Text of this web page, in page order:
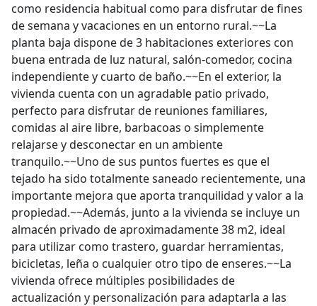
como residencia habitual como para disfrutar de fines
de semana y vacaciones en un entorno rural.~~La
planta baja dispone de 3 habitaciones exteriores con
buena entrada de luz natural, salón-comedor, cocina
independiente y cuarto de baño.~~En el exterior, la
vivienda cuenta con un agradable patio privado,
perfecto para disfrutar de reuniones familiares,
comidas al aire libre, barbacoas o simplemente
relajarse y desconectar en un ambiente
tranquilo.~~Uno de sus puntos fuertes es que el
tejado ha sido totalmente saneado recientemente, una
importante mejora que aporta tranquilidad y valor a la
propiedad.~~Además, junto a la vivienda se incluye un
almacén privado de aproximadamente 38 m2, ideal
para utilizar como trastero, guardar herramientas,
bicicletas, leña o cualquier otro tipo de enseres.~~La
vivienda ofrece múltiples posibilidades de
actualización y personalización para adaptarla a las